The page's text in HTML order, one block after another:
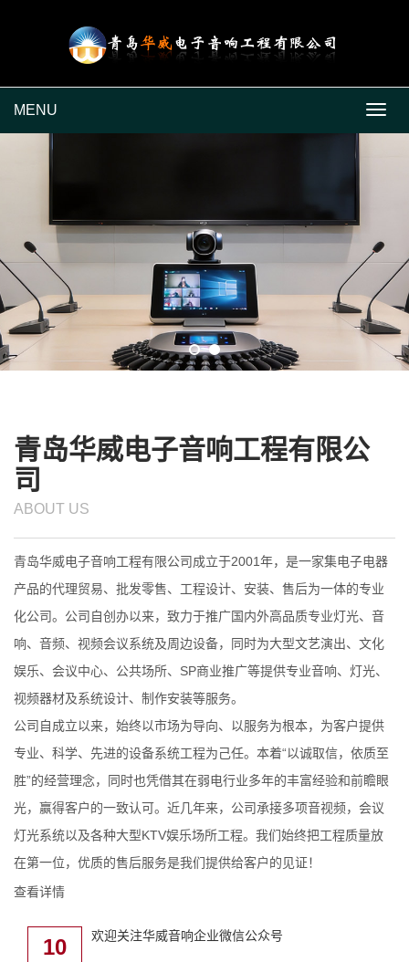
MENU
青岛华威电子音响工程有限公司
青岛华威电子音响工程有限公
司
ABOUT US
青岛华威电子音响工程有限公司成立于2001年，是一家集电子电器
产品的代理贸易、批发零售、工程设计、安装、售后为一体的专业
化公司。公司自创办以来，致力于推广国内外高品质专业灯光、音
响、音频、视频会议系统及周边设备，同时为大型文艺演出、文化
娱乐、会议中心、公共场所、SP商业推广等提供专业音响、灯光、
视频器材及系统设计、制作安装等服务。
公司自成立以来，始终以市场为导向、以服务为根本，为客户提供
专业、科学、先进的设备系统工程为己任。本着“以诚取信，依质至
胜”的经营理念，同时也凭借其在弱电行业多年的丰富经验和前瞻眼
光，赢得客户的一致认可。近几年来，公司承接多项音视频，会议
灯光系统以及各种大型KTV娱乐场所工程。我们始终把工程质量放
在第一位，优质的售后服务是我们提供给客户的见证！
查看详情
欢迎关注华威音响企业微信公众号
10